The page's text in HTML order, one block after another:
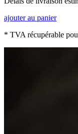
ajouter au panier
* TVA récupérable